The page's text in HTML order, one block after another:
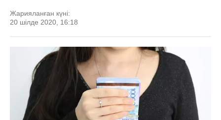
Жарияланған күні:
20 шілде 2020, 16:18